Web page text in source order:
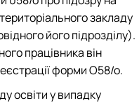
закладу
його підрозділу).
працівника він
форми О58/о.
освіти у випадку